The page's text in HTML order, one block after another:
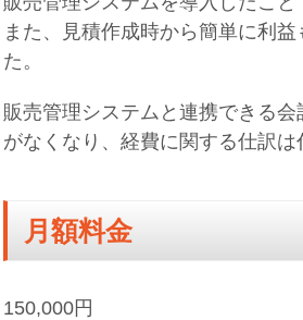
また、見積作成時から簡単に利
た。
販売管理システムと連携できる
がなくなり、経費に関する仕訳
月額料金
150,000円